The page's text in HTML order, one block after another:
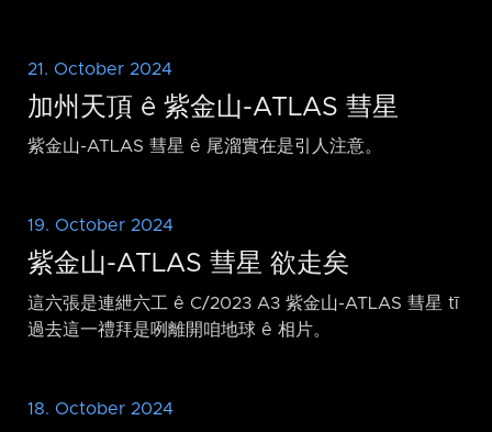
21. October 2024
加州天頂 ê 紫金山-ATLAS 彗星
紫金山-ATLAS 彗星 ê 尾溜實在是引人注意。
19. October 2024
紫金山-ATLAS 彗星 欲走矣
這六張是連紲六工 ê C/2023 A3 紫金山-ATLAS 彗星 tī
過去這一禮拜是咧離開咱地球 ê 相片。
18. October 2024